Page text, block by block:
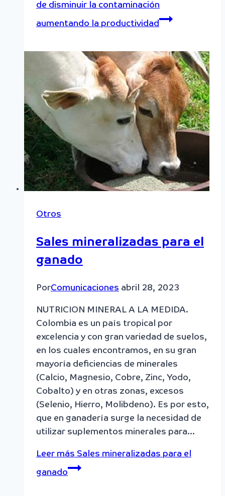
de disminuir la contaminación
aumentando la productividad
Otros
Sales mineralizadas para el
ganado
PorComunicaciones abril 28, 2023
NUTRICION MINERAL A LA MEDIDA.
Colombia es un país tropical por
excelencia y con gran variedad de suelos,
en los cuales encontramos, en su gran
mayoría deficiencias de minerales
(Calcio, Magnesio, Cobre, Zinc, Yodo,
Cobalto) y en otras zonas, excesos
(Selenio, Hierro, Molibdeno). Es por esto,
que en ganadería surge la necesidad de
utilizar suplementos minerales para…
Leer más Sales mineralizadas para el
ganado